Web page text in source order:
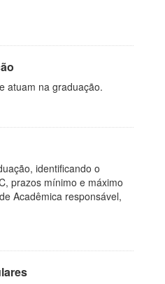
atuam na graduação.
identificando o
prazos mínimo e máximo
Acadêmica responsável,